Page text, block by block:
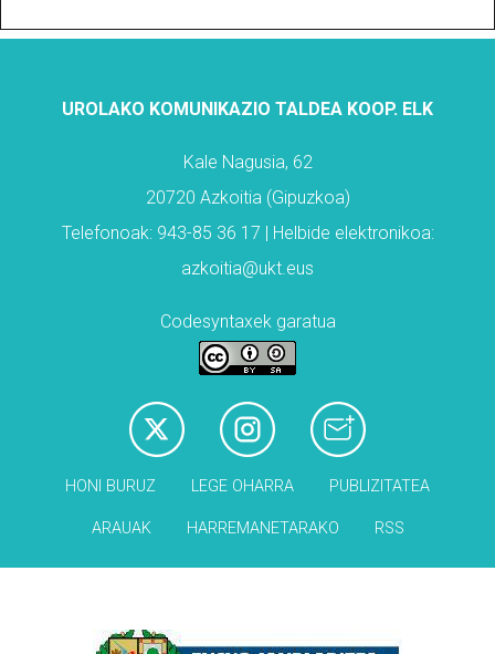
UROLAKO KOMUNIKAZIO TALDEA KOOP. ELK
Kale Nagusia, 62
20720 Azkoitia (Gipuzkoa)
Telefonoak: 943-85 36 17 | Helbide elektronikoa:
azkoitia@ukt.eus
Codesyntaxek garatua
HONI BURUZ LEGE OHARRA PUBLIZITATEA
ARAUAK HARREMANETARAKO RSS